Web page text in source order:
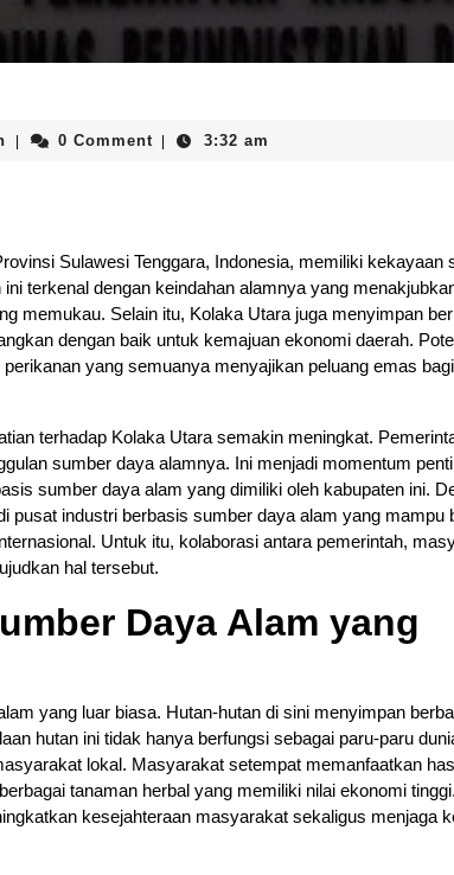
admin 0 Comment 3:32 am
Sulawesi Tenggara, Indonesia, memiliki kekayaan
terkenal dengan keindahan alamnya yang
memukau. Selain itu, Kolaka Utara juga menyimpan
dengan baik untuk kemajuan ekonomi daerah.
yang semuanya menyajikan peluang emas
terhadap Kolaka Utara semakin meningkat.
sumber daya alamnya. Ini menjadi momentum
sumber daya alam yang dimiliki oleh kabupaten ini.
pusat industri berbasis sumber daya alam yang mampu
Untuk itu, kolaborasi antara pemerintah,
hal tersebut.
Daya Alam yang
yang luar biasa. Hutan-hutan di sini menyimpan
hutan ini tidak hanya berfungsi sebagai paru-paru
lokal. Masyarakat setempat memanfaatkan
tanaman herbal yang memiliki nilai ekonomi
kesejahteraan masyarakat sekaligus menjaga